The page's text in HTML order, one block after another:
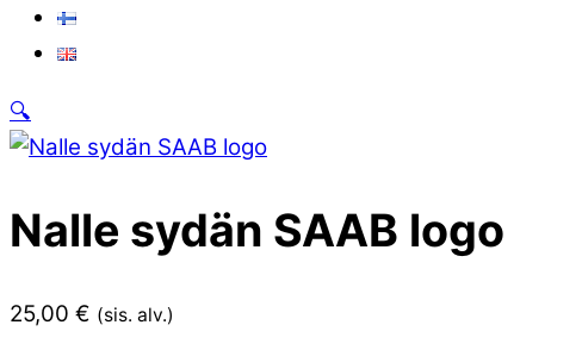
Close
Menu
🔍
Nalle sydän SAAB logo
25,00 € (sis. alv.)